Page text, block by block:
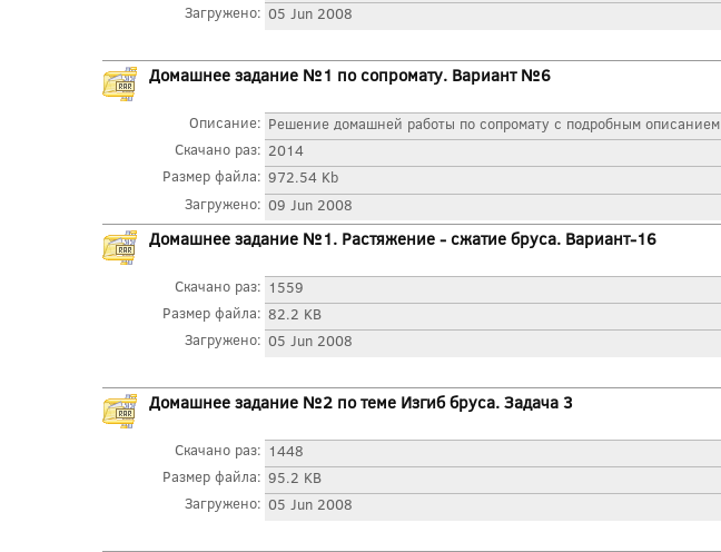
Загружено: 05 Jun 2008
Домашнее задание №1 по сопромату. Вариант №6
Описание: Решение домашней работы по сопромату с подробным описанием
Скачано раз: 2014
Размер файла: 972.54 Kb
Загружено: 09 Jun 2008
Домашнее задание №1. Растяжение - сжатие бруса. Вариант-16
Скачано раз: 1559
Размер файла: 82.2 KB
Загружено: 05 Jun 2008
Домашнее задание №2 по теме Изгиб бруса. Задача 3
Скачано раз: 1448
Размер файла: 95.2 KB
Загружено: 05 Jun 2008